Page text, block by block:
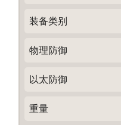
装备类别
物理防御
以太防御
重量